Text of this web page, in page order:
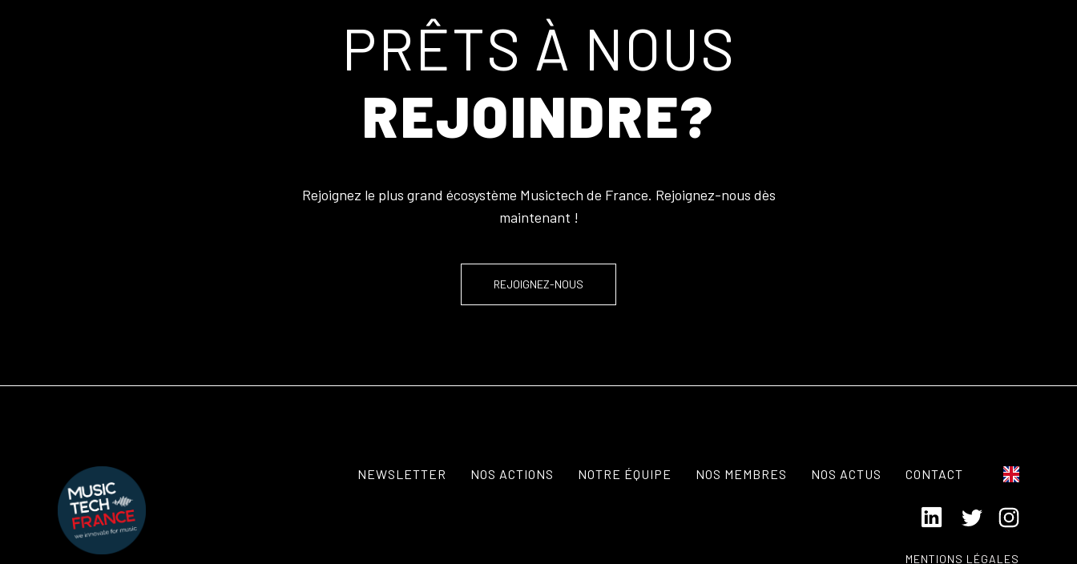
PRÊTS À NOUS
REJOINDRE?
Rejoignez le plus grand écosystème Musictech de France. Rejoignez-nous dès
maintenant !
REJOIGNEZ-NOUS
NEWSLETTER NOS ACTIONS NOTRE ÉQUIPE NOS MEMBRES NOS ACTUS CONTACT
MENTIONS LÉGALES